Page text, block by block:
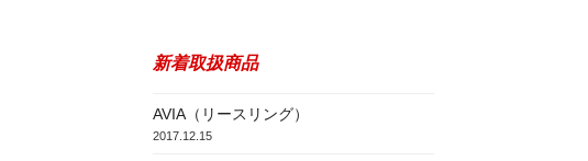
新着取扱商品
AVIA（リースリング）
2017.12.15